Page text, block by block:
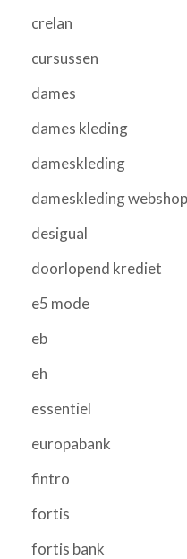
crelan
cursussen
dames
dames kleding
dameskleding
dameskleding webshop
desigual
doorlopend krediet
e5 mode
eb
eh
essentiel
europabank
fintro
fortis
fortis bank